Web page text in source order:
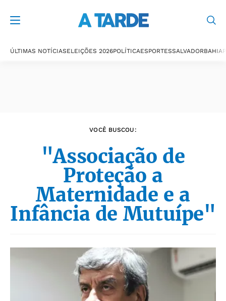
ÚLTIMAS NOTÍCIASELEIÇÕES 2026POLÍTICAESPORTESSALVADORBAHIA
VOCÊ BUSCOU:
"Associação de
Proteção a
Maternidade e a
Infância de Mutuípe"